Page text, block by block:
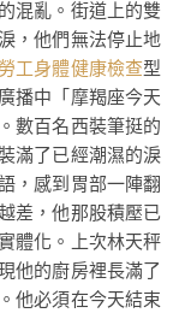
混亂。街道上的雙
，他們無法停止地
工身體健康檢查型
播中「摩羯座今天
數百名西裝筆挺的
滿了已經潮濕的淚
，感到胃部一陣翻
差，他那股積壓已
體化。上次林天秤
他的廚房裡長滿了
他必須在今天結束